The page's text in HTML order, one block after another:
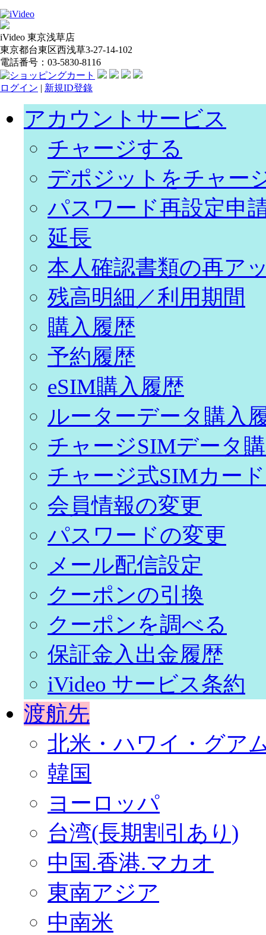
iVideo 東京浅草店
東京都台東区西浅草3-27-14-102
電話番号：03-5830-8116
ログイン | 新規ID登錄
アカウントサービス
チャージする
デポジットをチャー
パスワード再設定申
延長
本人確認書類の再ア
残高明細／利用期間
購入履歴
予約履歴
eSIM購入履歴
ルーターデータ購入
チャージSIMデータ
チャージ式SIMカー
会員情報の変更
パスワードの変更
メール配信設定
クーポンの引換
クーポンを調べる
保証金入出金履歴
iVideo サービス条約
渡航先
北米・ハワイ・グア
韓国
ヨーロッパ
台湾(長期割引あり)
中国.香港.マカオ
東南アジア
中南米